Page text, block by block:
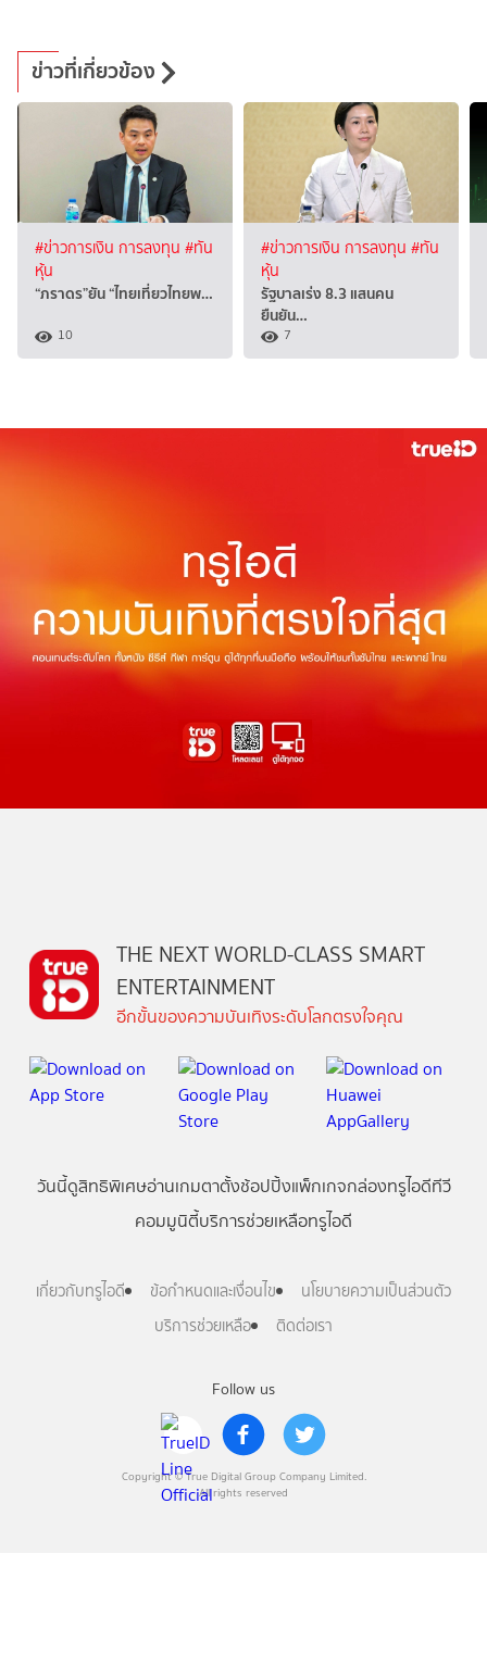
ข่าวที่เกี่ยวข้อง
#ข่าวการเงิน การลงทุน #ทัน
หุ้น
“ภราดร”ยัน “ไทยเที่ยวไทยพ…
10
#ข่าวการเงิน การลงทุน #ทัน
หุ้น
รัฐบาลเร่ง 8.3 แสนคน
ยืนยัน…
7
Follow us
Copyright © True Digital Group Company Limited.
All rights reserved
THE NEXT WORLD-CLASS SMART
ENTERTAINMENT
อีกขั้นของความบันเทิงระดับโลกตรงใจคุณ
วันนี้ดูสิทธิพิเศษอ่านเกมตาตั้งช้อปปิ้งแพ็กเกจกล่องทรูไอดีทีวี
คอมมูนิตี้บริการช่วยเหลือทรูไอดี
เกี่ยวกับทรูไอดี ข้อกำหนดและเงื่อนไข
นโยบายความเป็นส่วนตัว
บริการช่วยเหลือ
ติดต่อเรา